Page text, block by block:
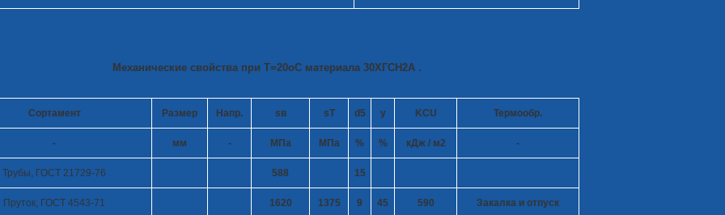
Механические свойства при Т=20oС материала 30ХГСН2А .
Сортамент Размер Напр. sв sT d5 y KCU Термообр.
- мм - МПа МПа % % кДж / м2 -
Трубы, ГОСТ 21729-76 588 15
Пруток, ГОСТ 4543-71 1620 1375 9 45 590 Закалка и отпуск